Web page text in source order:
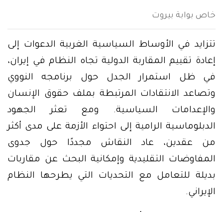
خاص بوابة بيروت
تتزايد في الأوساط السياسية الغربية الدعوات إلى
إعادة تقييم المقاربة الدولية تجاه النظام في إيران،
في ظل استمرار الجدل حول برنامجه النووي
وتصاعد الانتقادات المرتبطة بملف حقوق الإنسان
والإعدامات السياسية. ومع تعثر الجهود
الدبلوماسية الرامية إلى احتواء الأزمة على مدى أكثر
من عقدين، عاد النقاش مجددًا حول جدوى
المفاوضات التقليدية وإمكانية البحث عن مقاربات
بديلة للتعامل مع التحديات التي يطرحها النظام
الإيراني.